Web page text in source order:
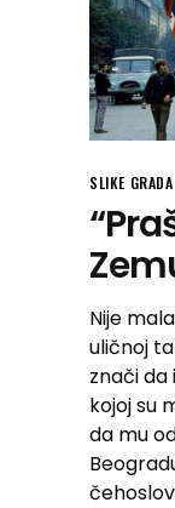
SLIKE GRADA
Nije
uličnoj
znači da
kojoj su
da mu